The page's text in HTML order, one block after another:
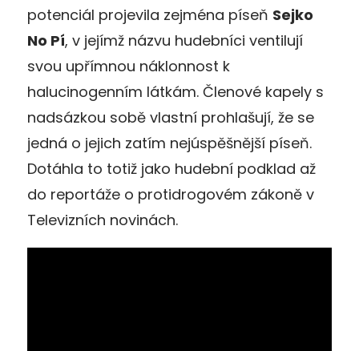
potenciál projevila zejména píseň Sejko
No Pí, v jejímž názvu hudebníci ventilují
svou upřímnou náklonnost k
halucinogenním látkám. Členové kapely s
nadsázkou sobě vlastní prohlašují, že se
jedná o jejich zatím nejúspěšnější píseň.
Dotáhla to totiž jako hudební podklad až
do reportáže o protidrogovém zákoně v
Televizních novinách.